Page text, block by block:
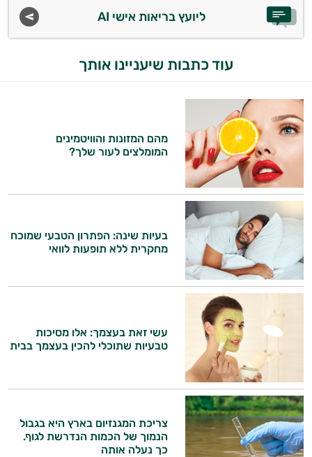
ליועץ בריאות אישי AI
עוד כתבות שיעניינו אותך
מהם המזונות והוויטמינים
המומלצים לעור שלך?
בעיות שינה: הפתרון הטבעי שמוכח
מחקרית ללא תופעות לוואי
עשי זאת בעצמך: אלו מסיכות
טבעיות שתוכלי להכין בעצמך בבית
צריכת המגנזיום בארץ היא בגבול
הנמוך של הכמות הנדרשת לגוף.
כך נעלה אותה